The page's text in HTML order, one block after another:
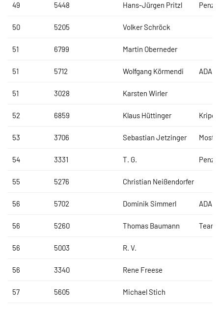
49 5448 Hans-Jürgen Pritzl
50 5205 Volker Schröck
51 6799 Martin Oberneder
51 5712 Wolfgang Körmendi ADAC
51 3028 Karsten Wirler
52 6859 Klaus Hüttinger Kripo
53 3706 Sebastian Jetzinger Most-
54 3331 T. G.
55 5276 Christian Neißendorfer
56 5702 Dominik Simmerl ADAC
56 5260 Thomas Baumann Team
56 5003 R. V.
56 3340 Rene Freese
57 5605 Michael Stich